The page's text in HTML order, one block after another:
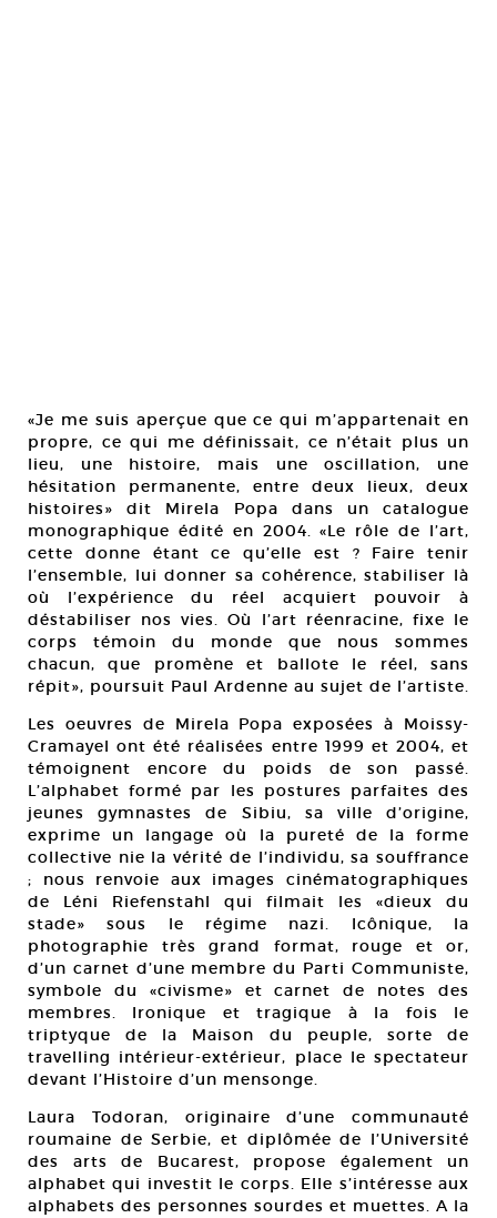
«Je me suis aperçue que ce qui m’appartenait en
propre, ce qui me définissait, ce n’était plus un
lieu, une histoire, mais une oscillation, une
hésitation permanente, entre deux lieux, deux
histoires» dit Mirela Popa dans un catalogue
monographique édité en 2004. «Le rôle de l’art,
cette donne étant ce qu’elle est ? Faire tenir
l’ensemble, lui donner sa cohérence, stabiliser là
où l’expérience du réel acquiert pouvoir à
déstabiliser nos vies. Où l’art réenracine, fixe le
corps témoin du monde que nous sommes
chacun, que promène et ballote le réel, sans
répit», poursuit Paul Ardenne au sujet de l’artiste.
Les oeuvres de Mirela Popa exposées à Moissy-
Cramayel ont été réalisées entre 1999 et 2004, et
témoignent encore du poids de son passé.
L’alphabet formé par les postures parfaites des
jeunes gymnastes de Sibiu, sa ville d’origine,
exprime un langage où la pureté de la forme
collective nie la vérité de l’individu, sa souffrance
; nous renvoie aux images cinématographiques
de Léni Riefenstahl qui filmait les «dieux du
stade» sous le régime nazi. Icônique, la
photographie très grand format, rouge et or,
d’un carnet d’une membre du Parti Communiste,
symbole du «civisme» et carnet de notes des
membres. Ironique et tragique à la fois le
triptyque de la Maison du peuple, sorte de
travelling intérieur-extérieur, place le spectateur
devant l’Histoire d’un mensonge.
Laura Todoran, originaire d’une communauté
roumaine de Serbie, et diplômée de l’Université
des arts de Bucarest, propose également un
alphabet qui investit le corps. Elle s’intéresse aux
alphabets des personnes sourdes et muettes. A la